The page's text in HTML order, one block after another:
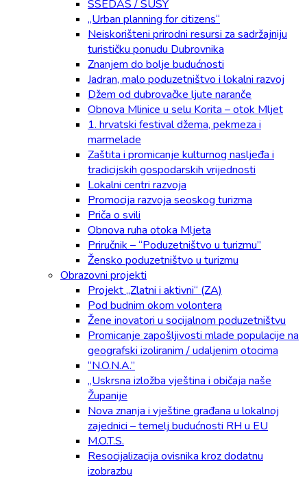
SSEDAS / SUSY
„Urban planning for citizens“
Neiskorišteni prirodni resursi za sadržajniju
turističku ponudu Dubrovnika
Znanjem do bolje budućnosti
Jadran, malo poduzetništvo i lokalni razvoj
Džem od dubrovačke ljute naranče
Obnova Mlinice u selu Korita – otok Mljet
1. hrvatski festival džema, pekmeza i
marmelade
Zaštita i promicanje kulturnog nasljeđa i
tradicijskih gospodarskih vrijednosti
Lokalni centri razvoja
Promocija razvoja seoskog turizma
Priča o svili
Obnova ruha otoka Mljeta
Priručnik – “Poduzetništvo u turizmu”
Žensko poduzetništvo u turizmu
Obrazovni projekti
Projekt „Zlatni i aktivni“ (ZA)
Pod budnim okom volontera
Žene inovatori u socijalnom poduzetništvu
Promicanje zapošljivosti mlade populacije na
geografski izoliranim / udaljenim otocima
“N.O.N.A.”
„Uskrsna izložba vještina i običaja naše
Županije
Nova znanja i vještine građana u lokalnoj
zajednici – temelj budućnosti RH u EU
M.O.T.S.
Resocijalizacija ovisnika kroz dodatnu
izobrazbu